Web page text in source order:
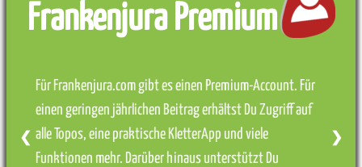
Frankenjura Premium
Für Frankenjura.com gibt es einen Premium-Account. Für
einen geringen jährlichen Beitrag erhältst Du Zugriff auf
alle Topos, eine praktische KletterApp und viele
Funktionen mehr. Darüber hinaus unterstützt Du
❮ ❯